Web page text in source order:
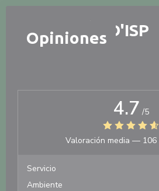
LA TABLÉE D'ISP
Opiniones
4.7 /5
Valoración media — 106
Servicio
Ambiente